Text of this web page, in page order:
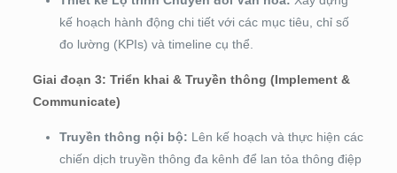
kế hoạch hành động chi tiết với các mục tiêu, chỉ số
đo lường (KPIs) và timeline cụ thể.
Giai đoạn 3: Triển khai & Truyền thông (Implement &
Communicate)
Truyền thông nội bộ: Lên kế hoạch và thực hiện các
chiến dịch truyền thông đa kênh để lan tỏa thông điệp